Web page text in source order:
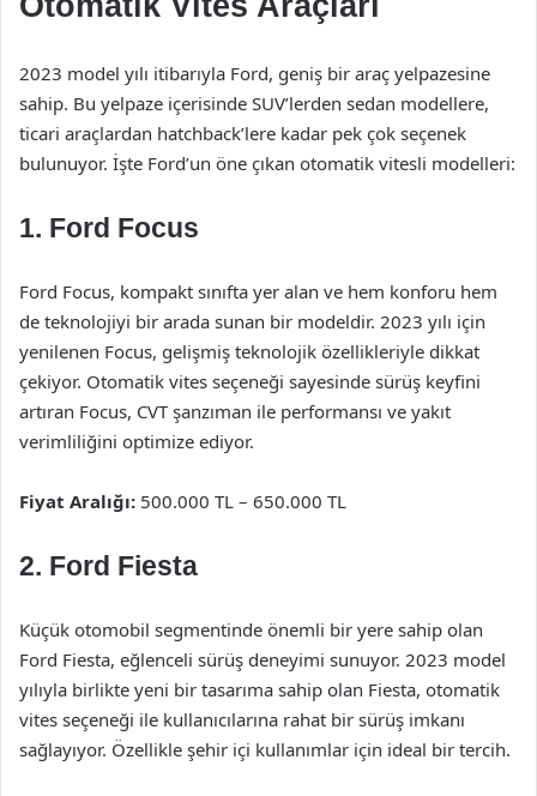
2023 model yılı itibarıyla Ford, geniş bir araç yelpazesine
sahip. Bu yelpaze içerisinde SUV’lerden sedan modellere,
ticari araçlardan hatchback’lere kadar pek çok seçenek
bulunuyor. İşte Ford’un öne çıkan otomatik vitesli modelleri:
1. Ford Focus
Ford Focus, kompakt sınıfta yer alan ve hem konforu hem
de teknolojiyi bir arada sunan bir modeldir. 2023 yılı için
yenilenen Focus, gelişmiş teknolojik özellikleriyle dikkat
çekiyor. Otomatik vites seçeneği sayesinde sürüş keyfini
artıran Focus, CVT şanzıman ile performansı ve yakıt
verimliliğini optimize ediyor.
Fiyat Aralığı: 500.000 TL – 650.000 TL
2. Ford Fiesta
Küçük otomobil segmentinde önemli bir yere sahip olan
Ford Fiesta, eğlenceli sürüş deneyimi sunuyor. 2023 model
yılıyla birlikte yeni bir tasarıma sahip olan Fiesta, otomatik
vites seçeneği ile kullanıcılarına rahat bir sürüş imkanı
sağlayıyor. Özellikle şehir içi kullanımlar için ideal bir tercih.